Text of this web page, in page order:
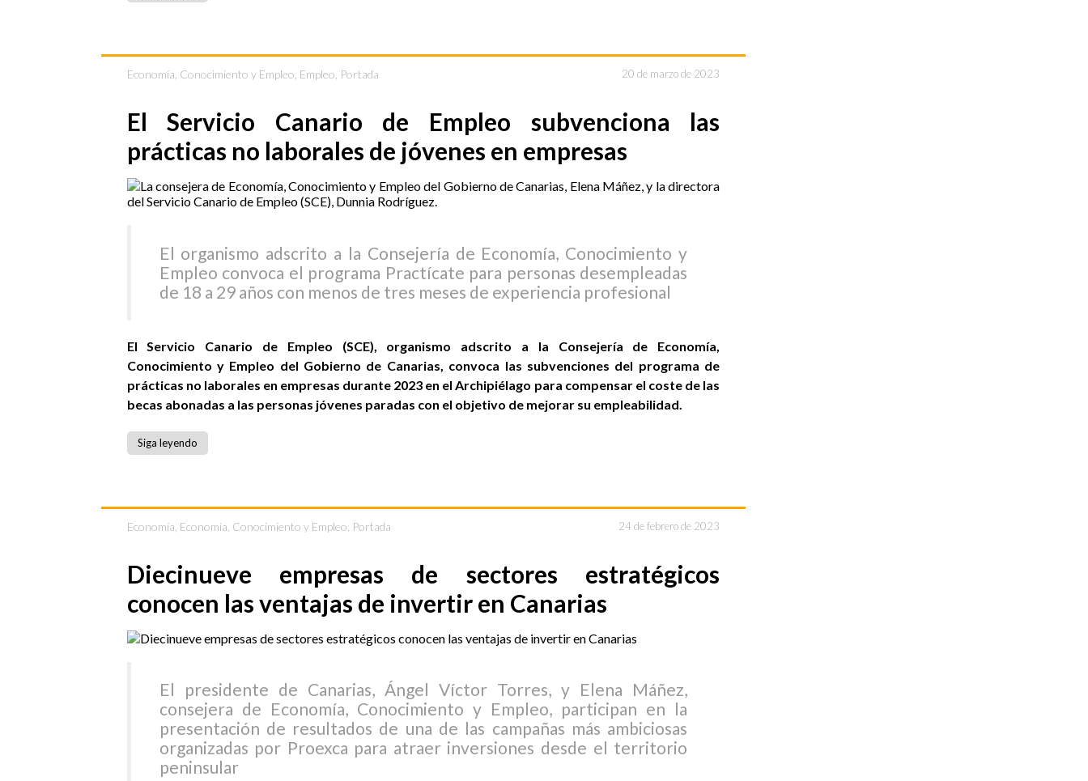
Economía, Conocimiento y Empleo Empleo Portada 20 de marzo de 2023
El Servicio Canario de Empleo subvenciona las
prácticas no laborales de jóvenes en empresas
El organismo adscrito a la Consejería de Economía, Conocimiento y
Empleo convoca el programa Practícate para personas desempleadas
de 18 a 29 años con menos de tres meses de experiencia profesional
El Servicio Canario de Empleo (SCE), organismo adscrito a la Consejería de Economía,
Conocimiento y Empleo del Gobierno de Canarias, convoca las subvenciones del programa de
prácticas no laborales en empresas durante 2023 en el Archipiélago para compensar el coste de las
becas abonadas a las personas jóvenes paradas con el objetivo de mejorar su empleabilidad.
Siga leyendo
Economía Economía, Conocimiento y Empleo Portada 24 de febrero de 2023
Diecinueve empresas de sectores estratégicos
conocen las ventajas de invertir en Canarias
El presidente de Canarias, Ángel Víctor Torres, y Elena Máñez,
consejera de Economía, Conocimiento y Empleo, participan en la
presentación de resultados de una de las campañas más ambiciosas
organizadas por Proexca para atraer inversiones desde el territorio
peninsular